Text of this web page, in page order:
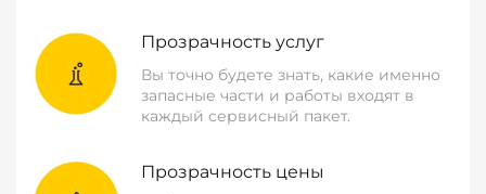
Прозрачность услуг
Вы точно будете знать, какие именно
запасные части и работы входят в
каждый сервисный пакет.
Прозрачность цены